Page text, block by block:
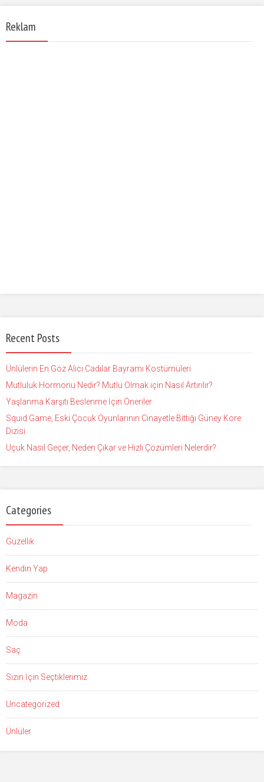
Reklam
Recent Posts
Ünlülerin En Göz Alıcı Cadılar Bayramı Kostümüleri
Mutluluk Hormonu Nedir? Mutlu Olmak için Nasıl Artırılır?
Yaşlanma Karşıtı Beslenme İçin Öneriler
Squid Game, Eski Çocuk Oyunlarının Cinayetle Bittiği Güney Kore
Dizisi
Uçuk Nasıl Geçer, Neden Çıkar ve Hızlı Çözümleri Nelerdir?
Categories
Güzellik
Kendin Yap
Magazin
Moda
Saç
Sizin İçin Seçtiklerimiz
Uncategorized
Ünlüler